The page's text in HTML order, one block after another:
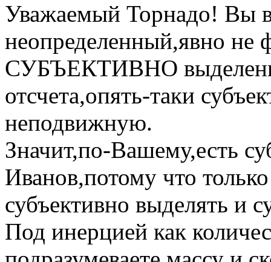
Уважаемый Торнадо! Вы
неопределенный,явно не
СУБЪЕКТИВНО
отсчета,опять-таки
неподвижную.
Значит,по-Вашему,есть
Иванов,потому что
субъективно выделять и
Под инерцией как